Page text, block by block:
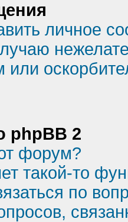
личное
phpBB 2
форум?
такой-то
по